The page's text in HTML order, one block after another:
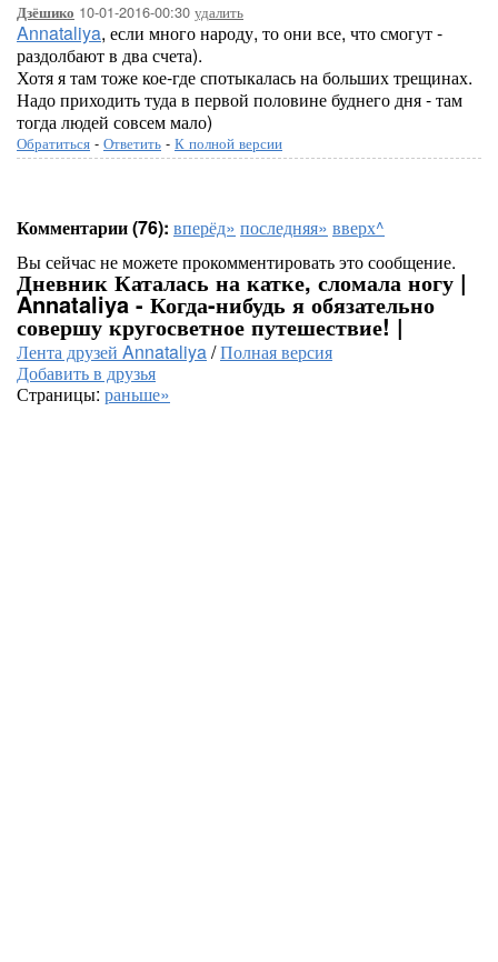
Дзёшико 10-01-2016-00:30 удалить
Annataliya, если много народу, то они все, что смогут -
раздолбают в два счета).
Хотя я там тоже кое-где спотыкалась на больших трещинах.
Надо приходить туда в первой половине буднего дня - там
тогда людей совсем мало)
Обратиться - Ответить - К полной версии
Комментарии (76): вперёд» последняя» вверх^
Вы сейчас не можете прокомментировать это сообщение.
Дневник Каталась на катке, сломала ногу |
Annataliya - Когда-нибудь я обязательно
совершу кругосветное путешествие! |
Лента друзей Annataliya/Полная версия
Добавить в друзья
Страницы: раньше»